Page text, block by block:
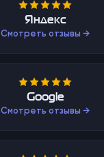
Яндекс
Смотреть отзывы →
Google
Смотреть отзывы →